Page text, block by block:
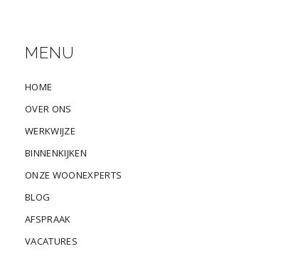
MENU
HOME
OVER ONS
WERKWIJZE
BINNENKIJKEN
ONZE WOONEXPERTS
BLOG
AFSPRAAK
VACATURES